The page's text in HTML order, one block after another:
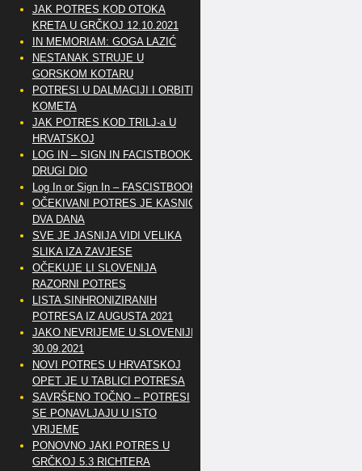
JAK POTRES KOD OTOKA
KRETA U GRČKOJ 12.10.2021
IN MEMORIAM: GOGA LAZIĆ
NESTANAK STRUJE U
GORSKOM KOTARU
POTRESI U DALMACIJI I ORBITE
KOMETA
JAK POTRES KOD TRILJ-a U
HRVATSKOJ
LOG IN – SIGN IN FACISTBOOK –
DRUGI DIO
Log In or Sign In – FASCISTBOOK
OČEKIVANI POTRES JE KASNIO
DVA DANA
SVE JE JASNIJA VIDI VELIKA
SLIKA IZA ZAVJESE
OČEKUJE LI SLOVENIJA
RAZORNI POTRES
LISTA SINHRONIZIRANIH
POTRESA IZ AUGUSTA 2021
JAKO NEVRIJEME U SLOVENIJI
30.09.2021
NOVI POTRES U HRVATSKOJ
OPET JE U TABLICI POTRESA
SAVRŠENO TOČNO – POTRESI
SE PONAVLJAJU U ISTO
VRIJEME
PONOVNO JAKI POTRES U
GRČKOJ 5.3 RICHTERA